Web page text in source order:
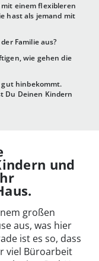
mit einem flexibleren
hast als jemand mit
Familie aus?
wie gehen die
gut hinbekommt.
Du Deinen Kindern
und
großen
aus, was hier
ist es so, dass
viel Büroarbeit